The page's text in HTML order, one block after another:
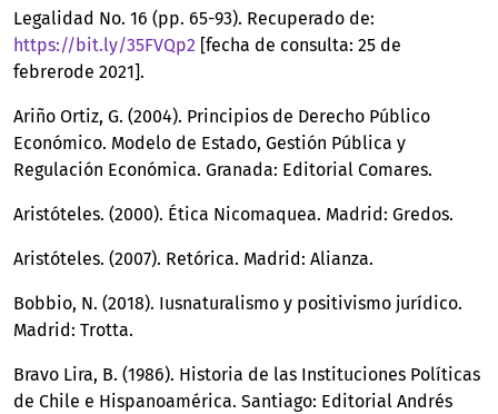
Legalidad No. 16 (pp. 65-93). Recuperado de:
https://bit.ly/35FVQp2 [fecha de consulta: 25 de
febrerode 2021].
Ariño Ortiz, G. (2004). Principios de Derecho Público
Económico. Modelo de Estado, Gestión Pública y
Regulación Económica. Granada: Editorial Comares.
Aristóteles. (2000). Ética Nicomaquea. Madrid: Gredos.
Aristóteles. (2007). Retórica. Madrid: Alianza.
Bobbio, N. (2018). Iusnaturalismo y positivismo jurídico.
Madrid: Trotta.
Bravo Lira, B. (1986). Historia de las Instituciones Políticas
de Chile e Hispanoamérica. Santiago: Editorial Andrés